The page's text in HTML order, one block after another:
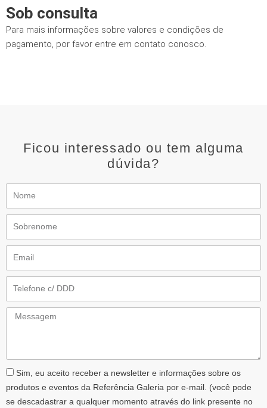
Sob consulta
Para mais informações sobre valores e condições de
pagamento, por favor entre em contato conosco.
Ficou interessado ou tem alguma
dúvida?
Messagem
AceiteLGPD
Sim, eu aceito receber a newsletter e informações sobre os
produtos e eventos da Referência Galeria por e-mail. (você pode
se descadastrar a qualquer momento através do link presente no